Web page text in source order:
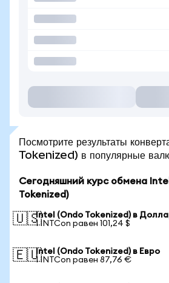
Посмотрите результаты
Tokenized) в популярные
Сегодняшний курс обмена
Tokenized)
🇺🇸Intel (Ondo Tokenized) в
1 INTCon равен 101,24 $
🇪🇺Intel (Ondo Tokenized) в Евро
1 INTCon равен 87,76 €